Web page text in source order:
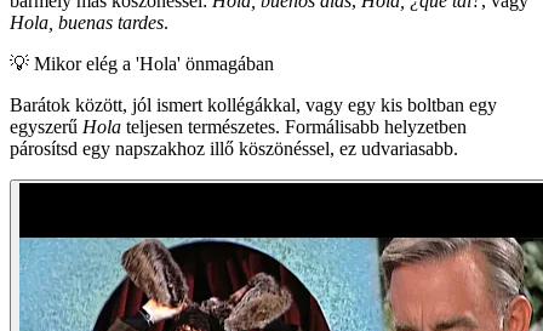
Hola, buenas tardes.
💡 Mikor elég a 'Hola' önmagában
Barátok között, jól ismert kollégákkal, vagy egy kis boltban egy
egyszerű Hola teljesen természetes. Formálisabb helyzetben
párosítsd egy napszakhoz illő köszönéssel, ez udvariasabb.